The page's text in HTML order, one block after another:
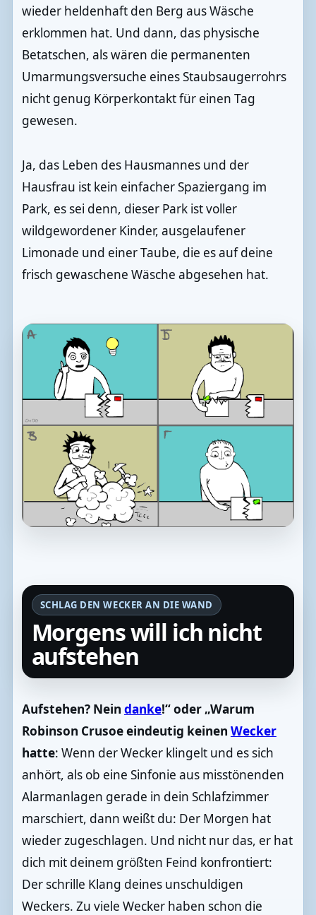
wieder heldenhaft den Berg aus Wäsche
erklommen hat. Und dann, das physische
Betatschen, als wären die permanenten
Umarmungsversuche eines Staubsaugerrohrs
nicht genug Körperkontakt für einen Tag
gewesen.
Ja, das Leben des Hausmannes und der
Hausfrau ist kein einfacher Spaziergang im
Park, es sei denn, dieser Park ist voller
wildgewordener Kinder, ausgelaufener
Limonade und einer Taube, die es auf deine
frisch gewaschene Wäsche abgesehen hat.
SCHLAG DEN WECKER AN DIE WAND
Morgens will ich nicht
aufstehen
Aufstehen? Nein danke!“ oder „Warum
Robinson Crusoe eindeutig keinen Wecker
hatte: Wenn der Wecker klingelt und es sich
anhört, als ob eine Sinfonie aus misstönenden
Alarmanlagen gerade in dein Schlafzimmer
marschiert, dann weißt du: Der Morgen hat
wieder zugeschlagen. Und nicht nur das, er hat
dich mit deinem größten Feind konfrontiert:
Der schrille Klang deines unschuldigen
Weckers. Zu viele Wecker haben schon die